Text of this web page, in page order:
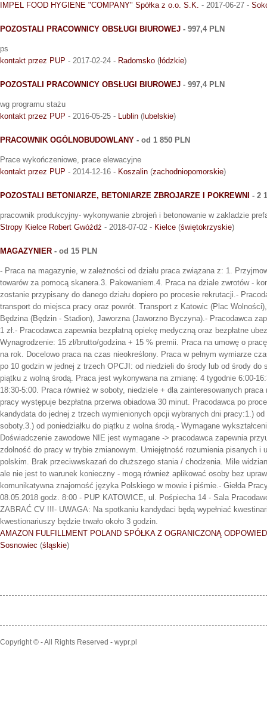
IMPEL FOOD HYGIENE "COMPANY" Spółka z o.o. S.K. - 2017-06-27 -
POZOSTALI PRACOWNICY OBSŁUGI BIUROWEJ - 997,4 PLN
ps
kontakt przez PUP - 2017-02-24 - Radomsko (łódzkie)
POZOSTALI PRACOWNICY OBSŁUGI BIUROWEJ - 997,4 PLN
wg programu stażu
kontakt przez PUP - 2016-05-25 - Lublin ( lubelskie)
PRACOWNIK OGÓLNOBUDOWLANY - od 1 850 PLN
Prace wykończeniowe, prace elewacyjne
kontakt przez PUP - 2014-12-16 - Koszalin (zachodniopomorskie)
POZOSTALI BETONIARZE, BETONIARZE ZBROJARZE I POKREWNI - 2
pracownik produkcyjny- wykonywanie zbrojeń i betonowanie w zakladzie
Stropy Kielce Robert Gwóźdź - 2018-07-02 - Kielce (świętokrzyskie)
MAGAZYNIER - od 15 PLN
- Praca na magazynie, w zależności od działu praca związana z: 1.
towarów za pomocą skanera.3. Pakowaniem.4. Praca na dziale zwrotów -
zostanie przypisany do danego działu dopiero po procesie rekrutacji.-
transport do miejsca pracy oraz powrót. Transport z Katowic (Plac
Będzina (Będzin - Stadion), Jaworzna (Jaworzno Byczyna).- Pracodawca
1 zł.- Pracodawca zapewnia bezpłatną opiekę medyczną oraz bezpłatne
Wynagrodzenie: 15 zł/brutto/godzina + 15 % premii. Praca na umowę o
na rok. Docelowo praca na czas nieokreślony. Praca w pełnym wymiarze
po 10 godzin w jednej z trzech OPCJI: od niedzieli do środy lub od środy do
piątku z wolną środą. Praca jest wykonywana na zmianę: 4 tygodnie 6:00-
18:30-5:00. Praca również w soboty, niedziele + dla zainteresowanych
pracy występuje bezpłatna przerwa obiadowa 30 minut. Pracodawca po
kandydata do jednej z trzech wymienionych opcji wybranych dni pracy:1.)
soboty.3.) od poniedziałku do piątku z wolna środą.- Wymagane
Doświadczenie zawodowe NIE jest wymagane -> pracodawca zapewnia
zdolność do pracy w trybie zmianowym. Umiejętność rozumienia pisanych i
polskim. Brak przeciwwskazań do dłuższego stania / chodzenia. Mile
ale nie jest to warunek konieczny - mogą również aplikować osoby bez
komunikatywna znajomość języka Polskiego w mowie i piśmie.- Giełda
08.05.2018 godz. 8:00 - PUP KATOWICE, ul. Pośpiecha 14 - Sala
ZABRAĆ CV !!!- UWAGA: Na spotkaniu kandydaci będą wypełniać
kwestionariuszy będzie trwało około 3 godzin.
AMAZON FULFILLMENT POLAND SPÓŁKA Z OGRANICZONĄ
Sosnowiec (śląskie)
Copyright © - All Rights Reserved - wypr.pl